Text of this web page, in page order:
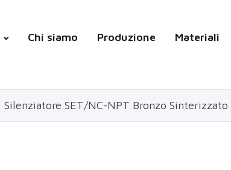
Chi siamo Produzione Materiali
Silenziatore SET/NC-NPT Bronzo Sinterizzato